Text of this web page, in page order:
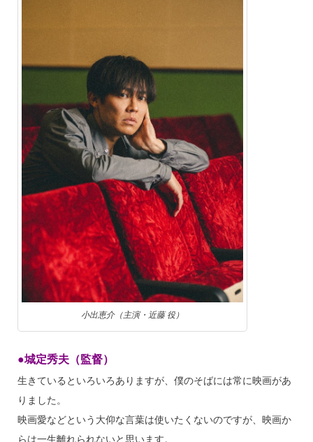
小出恵介（主演・近藤 役）
●城定秀夫（監督）
生きているといろいろありますが、僕のそばには常に映画があ
りました。
映画愛などという大仰な言葉は使いたくないのですが、映画か
らは一生離れられないと思います。